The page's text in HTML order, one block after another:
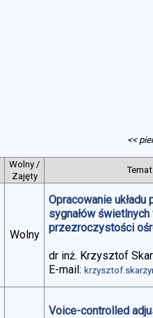
<<
Wolny /
Zajęty
Wolny
Opracowanie układu
sygnałów
przezroczystości
dr inż. Krzysztof
E-mail:
Voice-controlled